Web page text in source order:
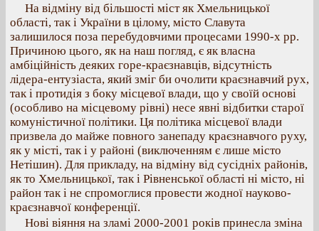
На відміну від більшості міст як Хмельницької
області, так і України в цілому, місто Славута
залишилося поза перебудовчими процесами 1990-х рр.
Причиною цього, як на наш погляд, є як власна
амбіційність деяких горе-краєзнавців, відсутність
лідера-ентузіаста, який зміг би очолити краєзнавчий рух,
так і протидія з боку місцевої влади, що у своїй основі
(особливо на місцевому рівні) несе явні відбитки старої
комуністичної політики. Ця політика місцевої влади
призвела до майже повного занепаду краєзнавчого руху,
як у місті, так і у районі (виключенням є лише місто
Нетішин). Для прикладу, на відміну від сусідніх районів,
як то Хмельницької, так і Рівненської області ні місто, ні
район так і не спромоглися провести жодної науково-
краєзнавчої конференції.
Нові віяння на зламі 2000-2001 років принесла зміна